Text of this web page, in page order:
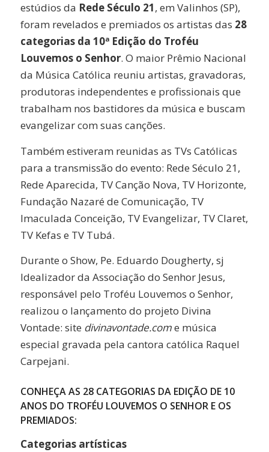
estúdios da Rede Século 21, em Valinhos (SP),
foram revelados e premiados os artistas das 28
categorias da 10ª Edição do Troféu
Louvemos o Senhor. O maior Prêmio Nacional
da Música Católica reuniu artistas, gravadoras,
produtoras independentes e profissionais que
trabalham nos bastidores da música e buscam
evangelizar com suas canções.
Também estiveram reunidas as TVs Católicas
para a transmissão do evento: Rede Século 21,
Rede Aparecida, TV Canção Nova, TV Horizonte,
Fundação Nazaré de Comunicação, TV
Imaculada Conceição, TV Evangelizar, TV Claret,
TV Kefas e TV Tubá.
Durante o Show, Pe. Eduardo Dougherty, sj
Idealizador da Associação do Senhor Jesus,
responsável pelo Troféu Louvemos o Senhor,
realizou o lançamento do projeto Divina
Vontade: site divinavontade.come música
especial gravada pela cantora católica Raquel
Carpejani.
CONHEÇA AS 28 CATEGORIAS DA EDIÇÃO DE 10
ANOS DO TROFÉU LOUVEMOS O SENHOR E OS
PREMIADOS:
Categorias artísticas